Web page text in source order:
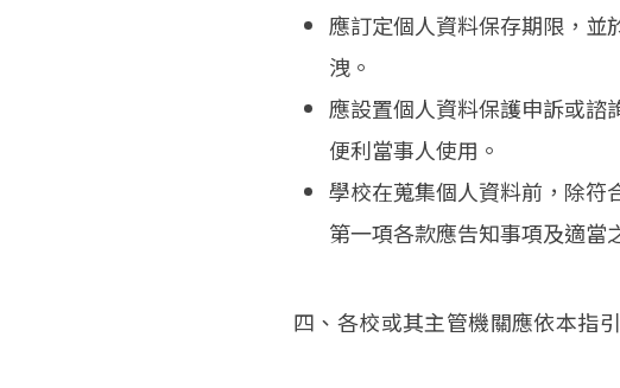
應訂定個人資料保存期限，並
洩。
應設置個人資料保護申訴或諮
便利當事人使用。
學校在蒐集個人資料前，除符
第一項各款應告知事項及適當
四、各校或其主管機關應依本指